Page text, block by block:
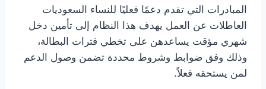
المبادرات التي تقدم دعمًا فعليًا للنساء السعوديات
العاطلات عن العمل يهدف هذا النظام إلى تأمين دخل
شهري مؤقت يساعدهن على تخطي فترات البطالة،
وذلك وفق ضوابط وشروط محددة تضمن وصول الدعم
لمن يستحقه فعلاً.